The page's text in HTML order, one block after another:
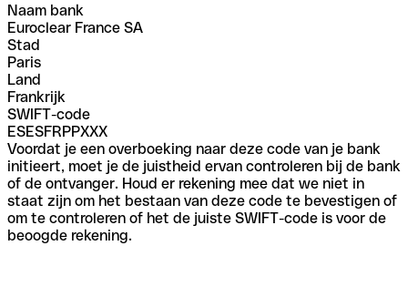
Naam bank
Euroclear France SA
Stad
Paris
Land
Frankrijk
SWIFT-code
ESESFRPPXXX
Voordat je een overboeking naar deze code van je bank
initieert, moet je de juistheid ervan controleren bij de bank
of de ontvanger. Houd er rekening mee dat we niet in
staat zijn om het bestaan van deze code te bevestigen of
om te controleren of het de juiste SWIFT-code is voor de
beoogde rekening.